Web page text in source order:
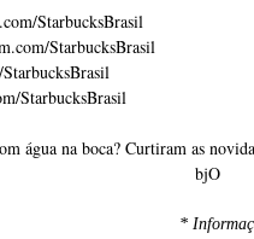
StarbucksBrasil
StarbucksBrasil
StarbucksBrasil
água na boca? Curtiram as
bjO
*